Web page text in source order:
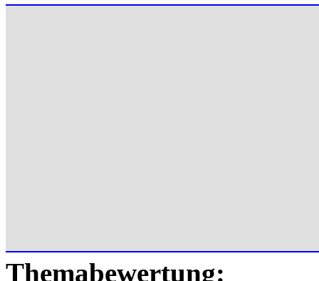
Themabewertung: